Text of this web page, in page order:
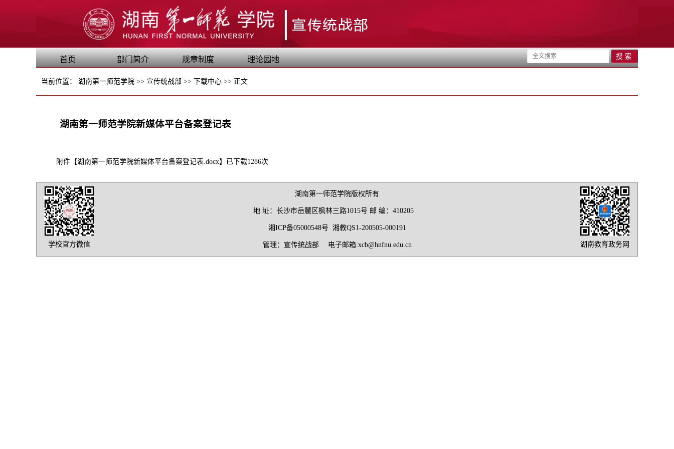
首页 部门简介 规章制度 理论园地
当前位置： 湖南第一师范学院 >> 宣传统战部 >> 下载中心 >> 正文
湖南第一师范学院新媒体平台备案登记表
附件【湖南第一师范学院新媒体平台备案登记表.docx】已下载1286次
学校官方微信
湖南第一师范学院版权所有
地 址：长沙市岳麓区枫林三路1015号 邮 编：410205
湘ICP备05000548号 湘教QS1-200505-000191
管理：宣传统战部 电子邮箱:xcb@hnfnu.edu.cn 湖南教育政务网